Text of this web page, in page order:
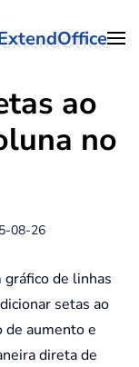
ao
no
08-26
gráfico de linhas
setas ao
de aumento e
direta de